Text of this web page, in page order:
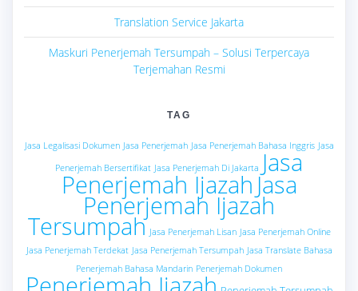
Translation Service Jakarta
Maskuri Penerjemah Tersumpah – Solusi Terpercaya
Terjemahan Resmi
TAG
Jasa Legalisasi Dokumen Jasa Penerjemah Jasa Penerjemah Bahasa Inggris Jasa
Penerjemah Bersertifikat Jasa Penerjemah Di Jakarta Jasa
Penerjemah Ijazah Jasa
Penerjemah Ijazah
Tersumpah Jasa Penerjemah Lisan Jasa Penerjemah Online
Jasa Penerjemah Terdekat Jasa Penerjemah Tersumpah Jasa Translate Bahasa
Penerjemah Bahasa Mandarin Penerjemah Dokumen